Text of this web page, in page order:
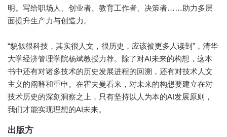
明。写给职场人、创业者、教育工作者、决策者……助力多层
面提升生产力与创造力。
“貌似很科技，其实很人文，很历史，应该被更多人读到”，清华
大学经济管理学院杨斌教授力荐。除了对AI未来的构想，这本
书中还有对诸多技术的历史发展进程的回溯，还有对技术人文
主义的阐释和重申。在霍夫曼看来，对未来的构想要建立在对
技术历史的深刻洞察之上，只有坚持以人为本的AI发展原则，
我们才能实现理想的AI未来。
出版方